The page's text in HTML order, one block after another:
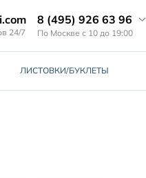
24/7
8 (495) 926 63 96
По Москве с 10 до 19:00
ЛИСТОВКИ/БУКЛЕТЫ